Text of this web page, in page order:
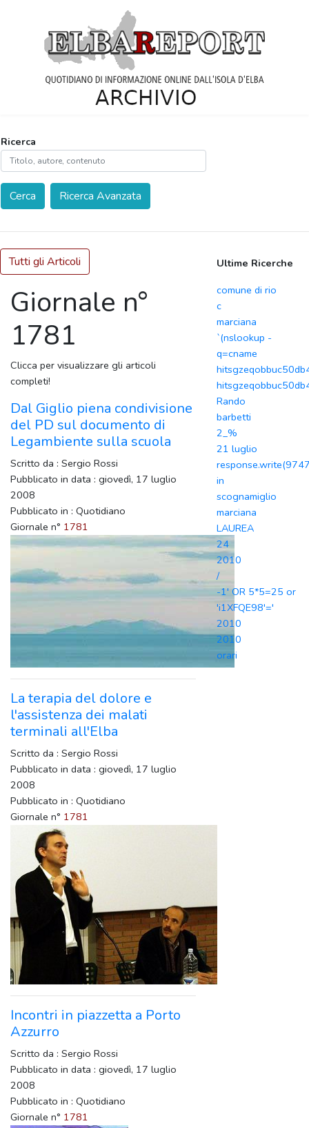
Ricerca
Cerca Ricerca Avanzata
Tutti gli Articoli
Giornale n°
1781
Clicca per visualizzare gli articoli
completi!
Dal Giglio piena condivisione
del PD sul documento di
Legambiente sulla scuola
Scritto da : Sergio Rossi
Pubblicato in data : giovedì, 17 luglio
2008
Pubblicato in : Quotidiano
Giornale n° 1781
La terapia del dolore e
l'assistenza dei malati
terminali all'Elba
Scritto da : Sergio Rossi
Pubblicato in data : giovedì, 17 luglio
2008
Pubblicato in : Quotidiano
Giornale n° 1781
Incontri in piazzetta a Porto
Azzurro
Scritto da : Sergio Rossi
Pubblicato in data : giovedì, 17 luglio
2008
Pubblicato in : Quotidiano
Giornale n° 1781
Ultime Ricerche
comune di rio
c
marciana
`(nslookup -
q=cname
Rando
barbetti
2_%
21 luglio
in
scognamiglio
marciana
LAUREA
24
2010
/
-1' OR 5*5=25 or
'i1XFQE98'='
2010
2010
orari